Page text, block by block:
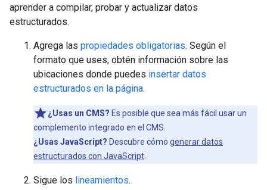
aprender a compilar, probar y actualizar datos
estructurados.
Agrega las propiedades obligatorias. Según el
formato que uses, obtén información sobre las
ubicaciones donde puedes insertar datos
estructurados en la página.
¿Usas un CMS? Es posible que sea más fácil usar un
complemento integrado en el CMS.
¿Usas JavaScript? Descubre cómo generar datos
estructurados con JavaScript
Sigue los lineamientos.